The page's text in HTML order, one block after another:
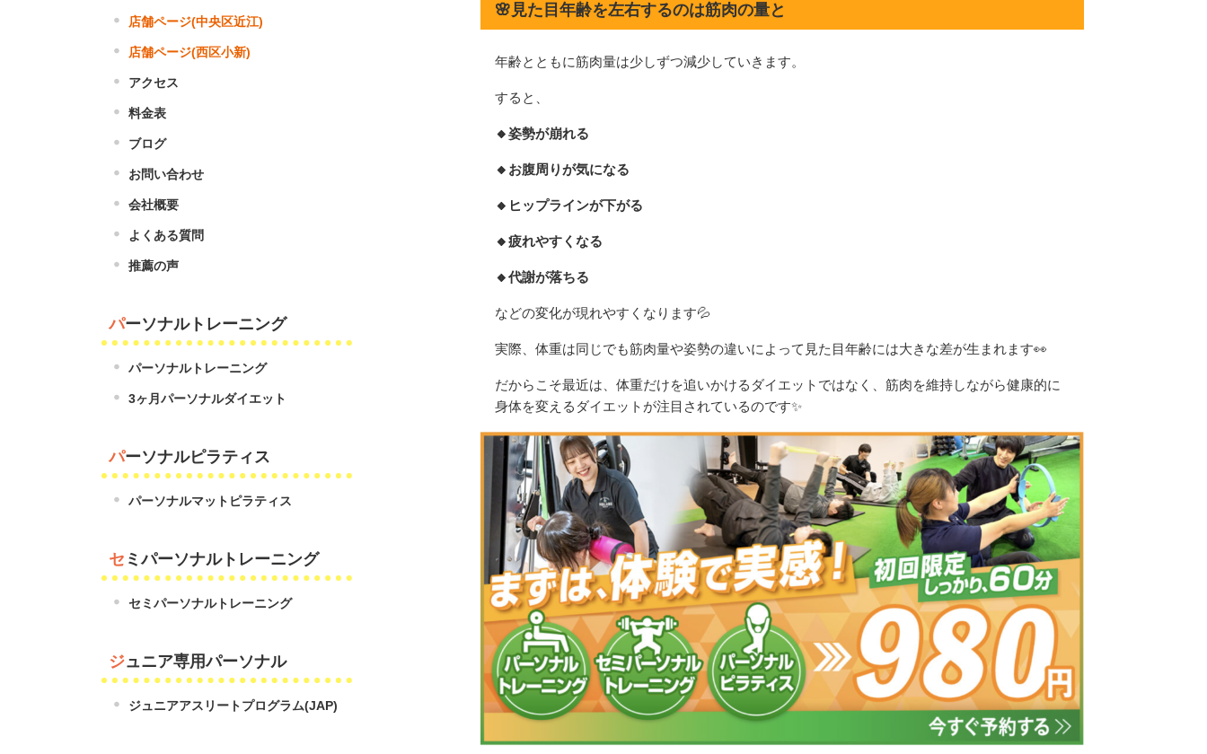
🌸見た目年齢を左右するのは筋肉の量と
年齢とともに筋肉量は少しずつ減少していきます。
すると、
🔸姿勢が崩れる
🔸お腹周りが気になる
🔸ヒップラインが下がる
🔸疲れやすくなる
🔸代謝が落ちる
などの変化が現れやすくなります💦
実際、体重は同じでも筋肉量や姿勢の違いによって見た目年齢には大きな差が生まれます👀
だからこそ最近は、体重だけを追いかけるダイエットではなく、筋肉を維持しながら健康的に
身体を変えるダイエットが注目されているのです✨
店舗ページ(中央区近江)
店舗ページ(西区小新)
アクセス
料金表
ブログ
お問い合わせ
会社概要
よくある質問
推薦の声
パーソナルトレーニング
パーソナルトレーニング
3ヶ月パーソナルダイエット
パーソナルピラティス
パーソナルマットピラティス
セミパーソナルトレーニング
セミパーソナルトレーニング
ジュニア専用パーソナル
ジュニアアスリートプログラム(JAP)